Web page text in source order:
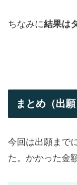
ちなみに結果は
まとめ（出
今回は出願まで
た。かかった金